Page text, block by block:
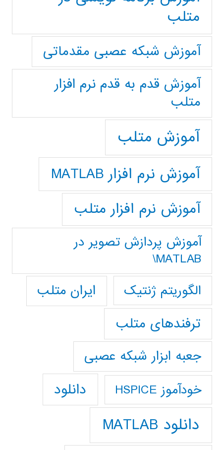
متلب
آموزش شبکه عصبی مقدماتی
آموزش قدم به قدم نرم افزار
متلب
آموزش متلب
آموزش نرم افزار MATLAB
آموزش نرم افزار متلب
آموزش پردازش تصوير در
MATLAB\
الگوریتم ژنتیک
ایران متلب
ترفندهای متلب
جعبه ابزار شبکه عصبی
خودآموز HSPICE دانلود
دانلود MATLAB